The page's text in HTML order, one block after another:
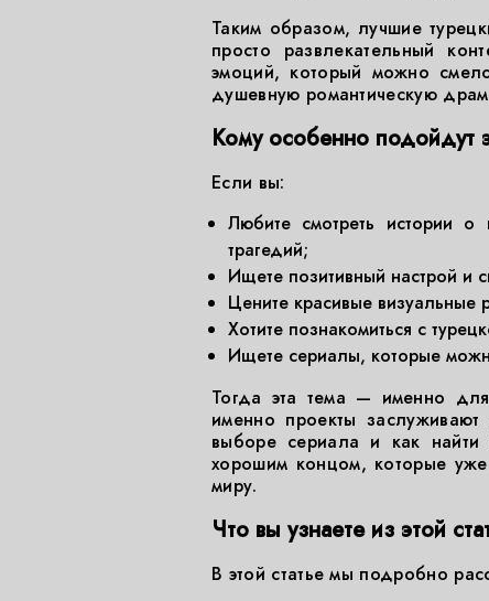
Таким образом, лучшие
просто развлекательный
эмоций, который можно
душевную романтическую
Кому особенно подойдут
Если вы:
Любите смотреть истории
трагедий;
Ищете позитивный настрой и
Цените красивые визуальные
Хотите познакомиться с
Ищете сериалы, которые
Тогда эта тема — именно
именно проекты
выборе сериала и как
хорошим концом, которые
миру.
Что вы узнаете из этой
В этой статье мы подробно